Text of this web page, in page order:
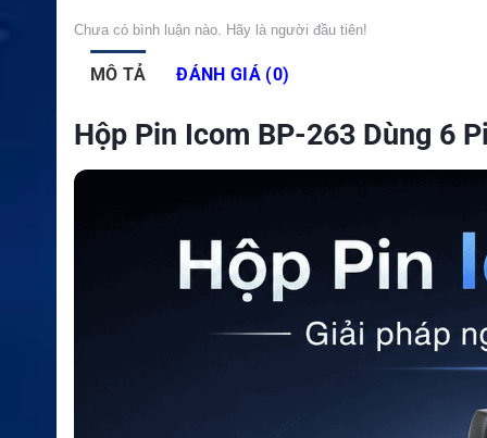
Chưa có bình luận nào. Hãy là người đầu tiên!
MÔ TẢ ĐÁNH GIÁ (0)
Hộp Pin Icom BP-263 Dùng 6